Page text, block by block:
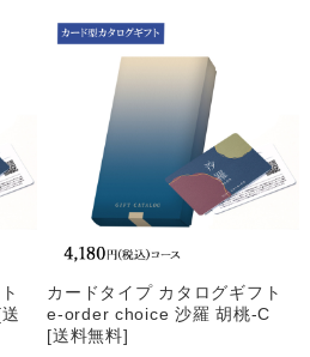
カードタイプ カタログギフト
e-order choice 沙羅 胡桃-C
[送料無料]